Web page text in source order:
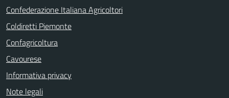
Confederazione Italiana Agricoltori
Coldiretti Piemonte
Confagricoltura
Cavourese
Informativa privacy
Note legali